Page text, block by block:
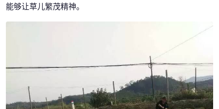
能够让草儿繁茂精神。